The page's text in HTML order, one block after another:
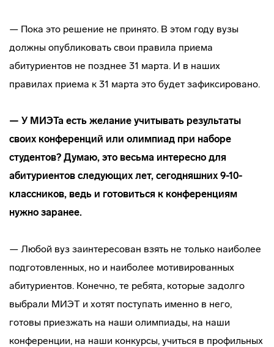
— Пока это решение не принято. В этом году вузы
должны опубликовать свои правила приема
абитуриентов не позднее 31 марта. И в наших
правилах приема к 31 марта это будет зафиксировано.
— У МИЭТа есть желание учитывать результаты
своих конференций или олимпиад при наборе
студентов? Думаю, это весьма интересно для
абитуриентов следующих лет, сегодняшних 9-10-
классников, ведь и готовиться к конференциям
нужно заранее.
— Любой вуз заинтересован взять не только наиболее
подготовленных, но и наиболее мотивированных
абитуриентов. Конечно, те ребята, которые задолго
выбрали МИЭТ и хотят поступать именно в него,
готовы приезжать на наши олимпиады, на наши
конференции, на наши конкурсы, учиться в профильных